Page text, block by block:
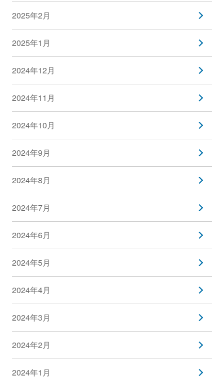
2025年2月
2025年1月
2024年12月
2024年11月
2024年10月
2024年9月
2024年8月
2024年7月
2024年6月
2024年5月
2024年4月
2024年3月
2024年2月
2024年1月